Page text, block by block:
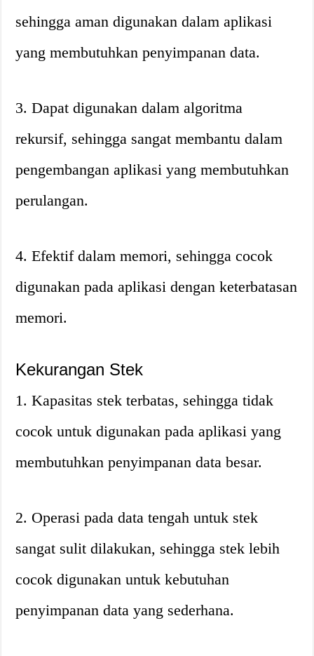
sehingga aman digunakan dalam aplikasi
yang membutuhkan penyimpanan data.
3. Dapat digunakan dalam algoritma
rekursif, sehingga sangat membantu dalam
pengembangan aplikasi yang membutuhkan
perulangan.
4. Efektif dalam memori, sehingga cocok
digunakan pada aplikasi dengan keterbatasan
memori.
Kekurangan Stek
1. Kapasitas stek terbatas, sehingga tidak
cocok untuk digunakan pada aplikasi yang
membutuhkan penyimpanan data besar.
2. Operasi pada data tengah untuk stek
sangat sulit dilakukan, sehingga stek lebih
cocok digunakan untuk kebutuhan
penyimpanan data yang sederhana.